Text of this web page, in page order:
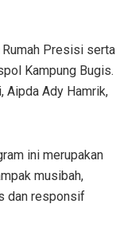
Rumah Presisi serta
Kampung Bugis.
Aipda Ady Hamrik,
ini merupakan
musibah,
dan responsif